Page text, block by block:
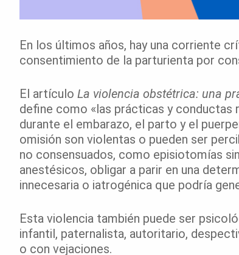
En los últimos años, hay una corriente
consentimiento de la parturienta por
El artículo La violencia obstétrica: una
define como «las prácticas y conductas
durante el embarazo, el parto y el
omisión son violentas o pueden ser
no consensuados, como episiotomías
anestésicos, obligar a parir en una
innecesaria o iatrogénica que podría
Esta violencia también puede ser
infantil, paternalista, autoritario,
o con vejaciones.